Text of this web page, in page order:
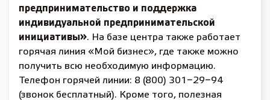
предпринимательство и поддержка
индивидуальной предпринимательской
инициативы». На базе центра также работает
горячая линия «Мой бизнес», где также можно
получить всю необходимую информацию.
Телефон горячей линии: 8 (800) 301−29−94
(звонок бесплатный). Кроме того, полезная